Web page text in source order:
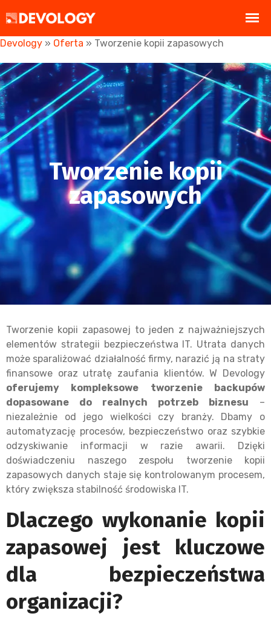
Devology » Oferta » Tworzenie kopii zapasowych
Tworzenie kopii
zapasowych
Tworzenie kopii zapasowej to jeden z najważniejszych
elementów strategii bezpieczeństwa IT. Utrata danych
może sparaliżować działalność firmy, narazić ją na straty
finansowe oraz utratę zaufania klientów. W Devology
oferujemy kompleksowe tworzenie backupów
dopasowane do realnych potrzeb biznesu –
niezależnie od jego wielkości czy branży. Dbamy o
automatyzację procesów, bezpieczeństwo oraz szybkie
odzyskiwanie informacji w razie awarii. Dzięki
doświadczeniu naszego zespołu tworzenie kopii
zapasowych danych staje się kontrolowanym procesem,
który zwiększa stabilność środowiska IT.
Dlaczego wykonanie kopii
zapasowej jest kluczowe
dla bezpieczeństwa
organizacji?